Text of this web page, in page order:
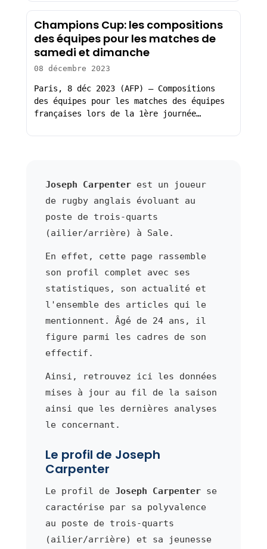
Champions Cup: les compositions
des équipes pour les matches de
samedi et dimanche
08 décembre 2023
Paris, 8 déc 2023 (AFP) – Compositions
des équipes pour les matches des équipes
françaises lors de la 1ère journée…
Joseph Carpenterest un joueur
de rugby anglais évoluant au
poste de trois-quarts
(ailier/arrière) à Sale.
En effet, cette page rassemble
son profil complet avec ses
statistiques, son actualité et
l'ensemble des articles qui le
mentionnent. Âgé de 24 ans, il
figure parmi les cadres de son
effectif.
Ainsi, retrouvez ici les données
mises à jour au fil de la saison
ainsi que les dernières analyses
le concernant.
Le profil de Joseph
Carpenter
Le profil de Joseph Carpenterse
caractérise par sa polyvalence
au poste de trois-quarts
(ailier/arrière) et sa jeunesse